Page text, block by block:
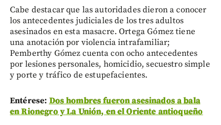
Cabe destacar que las autoridades dieron a conocer
los antecedentes judiciales de los tres adultos
asesinados en esta masacre. Ortega Gómez tiene
una anotación por violencia intrafamiliar;
Pemberthy Gómez cuenta con ocho antecedentes
por lesiones personales, homicidio, secuestro simple
y porte y tráfico de estupefacientes.
Entérese: Dos hombres fueron asesinados a bala
en Rionegro y La Unión, en el Oriente antioqueño